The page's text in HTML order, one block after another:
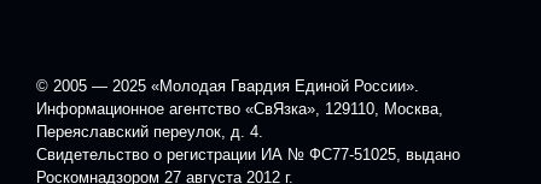
© 2005 — 2025 «Молодая Гвардия Единой России».
Информационное агентство «СвЯзка», 129110, Москва,
Переяславский переулок, д. 4.
Свидетельство о регистрации ИА № ФС77-51025, выдано
Роскомнадзором 27 августа 2012 г.